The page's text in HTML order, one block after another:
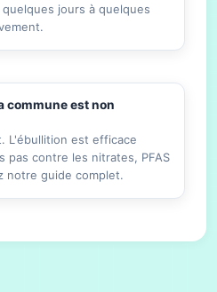
jours à quelques
commune est non
L'ébullition est efficace
pas contre les nitrates, PFAS
notre guide complet.